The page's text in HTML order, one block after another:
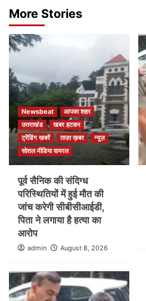
More Stories
Newsbeat
आपका शहर
उत्तराखंड
खबर हटकर
ट्रेंडिंग खबरें
ताज़ा ख़बर
न्यूज़
सोशल मीडिया वायरल
पूर्व सैनिक की संदिग्ध
परिस्थितियों में हुई मौत की
जांच करेगी सीबीसीआईडी,
पिता ने लगाया है हत्या का
आरोप
admin August 8, 2026